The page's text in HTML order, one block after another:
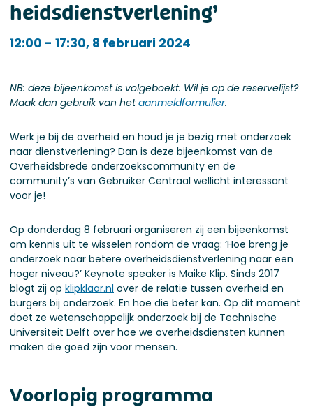
heids­­dienstverlening’
Iedereen
12:00 - 17:30, 8 februari 2024
NB: deze bijeenkomst is volgeboekt. Wil je op de reservelijst?
Maak dan gebruik van hetaanmeldformulier.
Werk je bij de overheid en houd je je bezig met onderzoek
naar dienstverlening? Dan is deze bijeenkomst van de
Overheidsbrede onderzoekscommunity en de
community’s van Gebruiker Centraal wellicht interessant
voor je!
Op donderdag 8 februari organiseren zij een bijeenkomst
om kennis uit te wisselen rondom de vraag: ‘Hoe breng je
onderzoek naar betere overheidsdienstverlening naar een
hoger niveau?’ Keynote speaker is Maike Klip. Sinds 2017
blogt zij op klipklaar.nl over de relatie tussen overheid en
burgers bij onderzoek. En hoe die beter kan. Op dit moment
doet ze wetenschappelijk onderzoek bij de Technische
Universiteit Delft over hoe we overheidsdiensten kunnen
maken die goed zijn voor mensen.
Voorlopig programma